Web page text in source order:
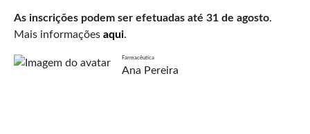
As inscrições podem ser efetuadas até 31 de agosto.
Mais informações aqui.
Farmacêutica
Ana Pereira